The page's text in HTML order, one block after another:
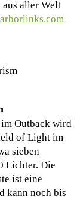
aus aller Welt
Outback wird
of Light im
sieben
Lichter. Die
ist eine
kann noch bis